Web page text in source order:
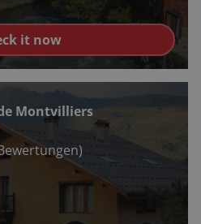
it now
Montvilliers